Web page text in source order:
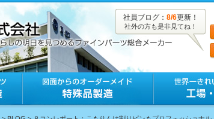
社員ブログ： 8/6更新！
社外の方も是非見てね！